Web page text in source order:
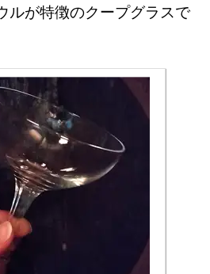
ルが特徴のクープグラスで